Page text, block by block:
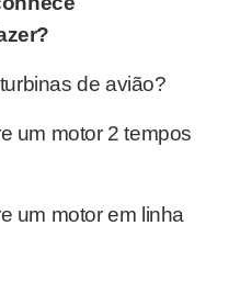
de avião?
um motor 2 tempos
um motor em linha